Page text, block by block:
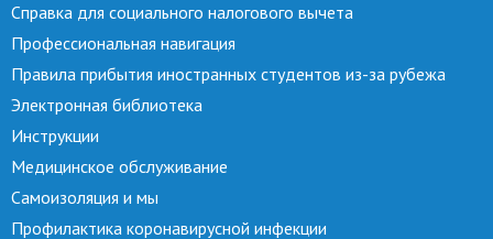
Справка для социального налогового вычета
Профессиональная навигация
Правила прибытия иностранных студентов из-за рубежа
Электронная библиотека
Инструкции
Медицинское обслуживание
Самоизоляция и мы
Профилактика коронавирусной инфекции